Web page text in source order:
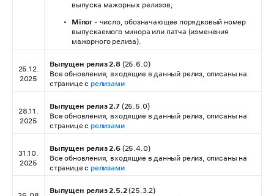
выпуска мажорных релизов;
Minor - число, обозначающее порядковый номер
выпускаемого минора или патча (изменения
мажорного релиза).
25.12.
2025
Выпущен релиз 2.8(25.6.0)
Все обновления, входящие в данный релиз, описаны на
странице с релизами
28.11.
2025
Выпущен релиз 2.7(25.5.0)
Все обновления, входящие в данный релиз, описаны на
странице с релизами
31.10.
2025
Выпущен релиз 2.6(25.4.0)
Все обновления, входящие в данный релиз, описаны на
странице с релизами
Выпущен релиз 2.5.2(25.3.2)